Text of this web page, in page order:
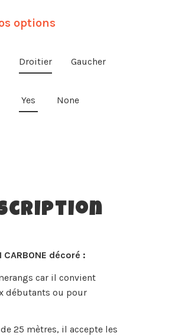
options
Droitier Gaucher
Yes None
CARBONE décoré :
car il convient
débutants ou pour
25 mètres, il accepte les